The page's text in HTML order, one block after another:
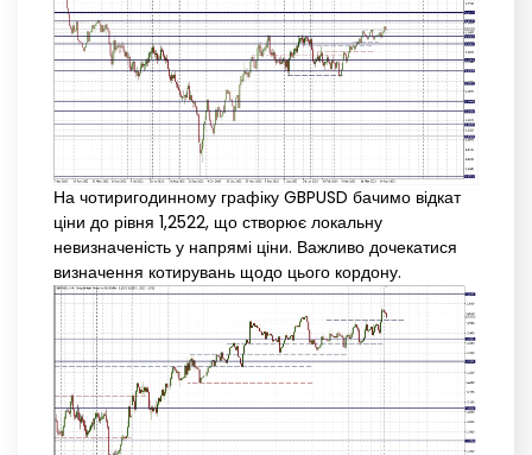
На чотиригодинному графіку GBPUSD бачимо відкат
ціни до рівня 1,2522, що створює локальну
невизначеність у напрямі ціни. Важливо дочекатися
визначення котирувань щодо цього кордону.